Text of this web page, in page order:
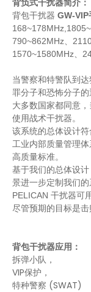
背负式干扰器简介：
背包干扰器 GW-VIP
790~862MHz、
1570~1580MHz、
当警察和特警队到
罪分子和恐怖分子
大多数国家都同意
使用战术干扰器。
该系统的总体设计
工业内部质量管理
高质量标准。
基于我们的总体设
景进一步定制我们的
PELICAN 干扰器可
尽管预期的目标是击
背包干扰器应用：
拆弹小队，
VIP保护，
特种警察 (SWAT)